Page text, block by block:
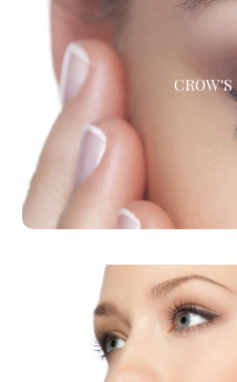
CROW'S
La microliposuzione viene
nuovissima